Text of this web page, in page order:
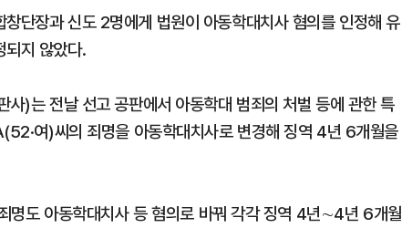
단장과 신도 2명에게 법원이 아동학대치사 혐의를 인정해 유
되지 않았다.
)는 전날 선고 공판에서 아동학대 범죄의 처벌 등에 관한 특
여)씨의 죄명을 아동학대치사로 변경해 징역 4년 6개월을
명도 아동학대치사 등 혐의로 바꿔 각각 징역 4년∼4년 6개월